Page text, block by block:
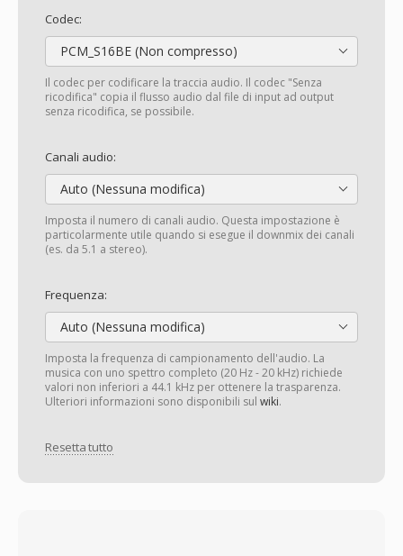
Codec:
PCM_S16BE (Non compresso)
Il codec per codificare la traccia audio. Il codec "Senza
ricodifica" copia il flusso audio dal file di input ad output
senza ricodifica, se possibile.
Canali audio:
Auto (Nessuna modifica)
Imposta il numero di canali audio. Questa impostazione è
particolarmente utile quando si esegue il downmix dei canali
(es. da 5.1 a stereo).
Frequenza:
Auto (Nessuna modifica)
Imposta la frequenza di campionamento dell'audio. La
musica con uno spettro completo (20 Hz - 20 kHz) richiede
valori non inferiori a 44.1 kHz per ottenere la trasparenza.
Ulteriori informazioni sono disponibili sul wiki.
Resetta tutto